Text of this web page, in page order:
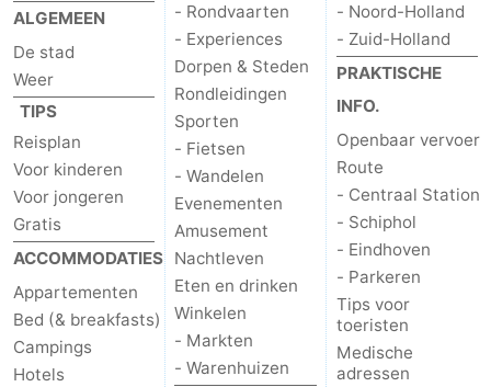
ALGEMEEN
De stad
Weer
TIPS
Reisplan
Voor kinderen
Voor jongeren
Gratis
ACCOMMODATIES
Appartementen
Bed (& breakfasts)
Campings
Hotels
- Rondvaarten
- Experiences
Dorpen & Steden
Rondleidingen
Sporten
- Fietsen
- Wandelen
Evenementen
Amusement
Nachtleven
Eten en drinken
Winkelen
- Markten
- Warenhuizen
- Noord-Holland
- Zuid-Holland
PRAKTISCHE
INFO.
Openbaar vervoer
Route
- Centraal Station
- Schiphol
- Eindhoven
- Parkeren
Tips voor
toeristen
Medische
adressen